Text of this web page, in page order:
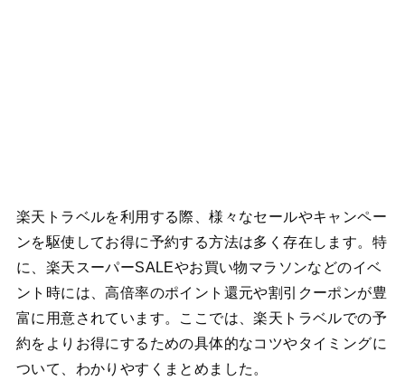
楽天トラベルを利用する際、様々なセールやキャンペー
ンを駆使してお得に予約する方法は多く存在します。特
に、楽天スーパーSALEやお買い物マラソンなどのイベ
ント時には、高倍率のポイント還元や割引クーポンが豊
富に用意されています。ここでは、楽天トラベルでの予
約をよりお得にするための具体的なコツやタイミングに
ついて、わかりやすくまとめました。